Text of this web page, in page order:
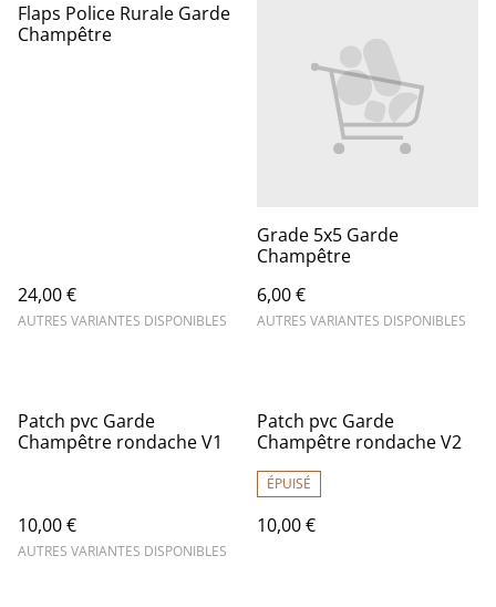
Flaps Police Rurale Garde
Champêtre
24,00 €
AUTRES VARIANTES DISPONIBLES
Grade 5x5 Garde
Champêtre
6,00 €
AUTRES VARIANTES DISPONIBLES
Patch pvc Garde
Champêtre rondache V1
10,00 €
AUTRES VARIANTES DISPONIBLES
Patch pvc Garde
Champêtre rondache V2
ÉPUISÉ
10,00 €